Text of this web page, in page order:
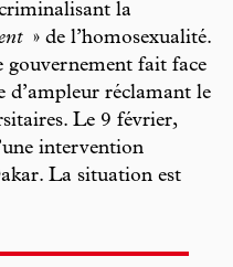
la
» de l’homosexualité.
gouvernement fait face
réclamant le
Le 9 février,
intervention
La situation est